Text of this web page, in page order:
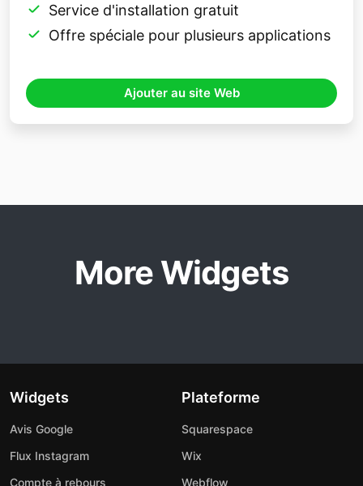
Service d'installation gratuit
Offre spéciale pour plusieurs applications
Ajouter au site Web
More Widgets
Widgets
Avis Google
Flux Instagram
Compte à rebours
Plateforme
Squarespace
Wix
Webflow